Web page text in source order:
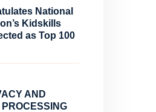
National
Kidskills
as Top 100
AND